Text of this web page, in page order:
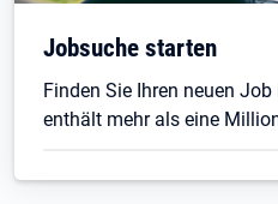
Jobsuche starten
Finden Sie Ihren neuen
enthält mehr als eine